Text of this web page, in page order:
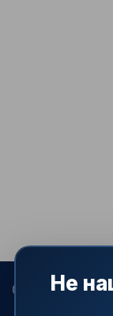
068 022-80-81
Не